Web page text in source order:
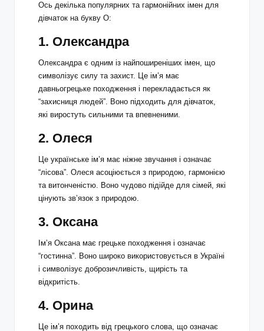
Ось декілька популярних та гармонійних імен для
дівчаток на букву О:
1. Олександра
Олександра є одним із найпоширеніших імен, що
символізує силу та захист. Це ім’я має
давньогрецьке походження і перекладається як
“захисниця людей”. Воно підходить для дівчаток,
які виростуть сильними та впевненими.
2. Олеся
Це українське ім’я має ніжне звучання і означає
“лісова”. Олеся асоціюється з природою, гармонією
та витонченістю. Воно чудово підійде для сімей, які
цінують зв’язок з природою.
3. Оксана
Ім’я Оксана має грецьке походження і означає
“гостинна”. Воно широко використовується в Україні
і символізує доброзичливість, щирість та
відкритість.
4. Орина
Це ім’я походить від грецького слова, що означає